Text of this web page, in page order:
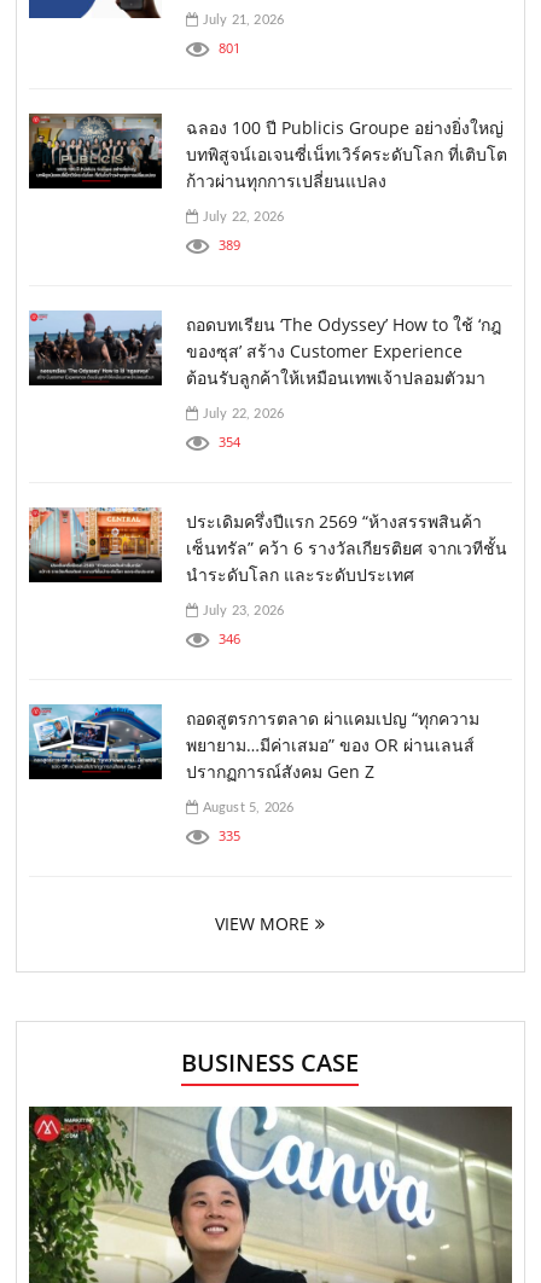
July 21, 2026
801
ฉลอง 100 ปี Publicis Groupe อย่างยิ่งใหญ่
บทพิสูจน์เอเจนซี่เน็ทเวิร์คระดับโลก ที่เติบโต
ก้าวผ่านทุกการเปลี่ยนแปลง
July 22, 2026
389
ถอดบทเรียน ‘The Odyssey’ How to ใช้ ‘กฎ
ของซุส’ สร้าง Customer Experience
ต้อนรับลูกค้าให้เหมือนเทพเจ้าปลอมตัวมา
July 22, 2026
354
ประเดิมครึ่งปีแรก 2569 “ห้างสรรพสินค้า
เซ็นทรัล” คว้า 6 รางวัลเกียรติยศ จากเวทีชั้น
นำระดับโลก และระดับประเทศ
July 23, 2026
346
ถอดสูตรการตลาด ผ่าแคมเปญ “ทุกความ
พยายาม…มีค่าเสมอ” ของ OR ผ่านเลนส์
ปรากฏการณ์สังคม Gen Z
August 5, 2026
335
VIEW MORE
BUSINESS CASE